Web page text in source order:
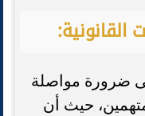
القانونية:
ضرورة مواصلة
حيث أن